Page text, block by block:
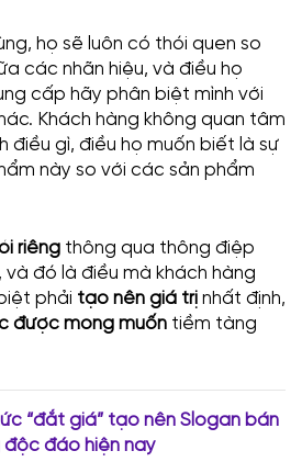
họ sẽ luôn có thói quen so
các nhãn hiệu, và điều họ
cấp hãy phân biệt mình với
Khách hàng không quan tâm
điều gì, điều họ muốn biết là sự
này so với các sản phẩm
riêng thông qua thông điệp
đó là điều mà khách hàng
phải tạo nên giá trị nhất định,
được mong muốn tiềm tàng
“đắt giá” tạo nên Slogan bán
độc đáo hiện nay